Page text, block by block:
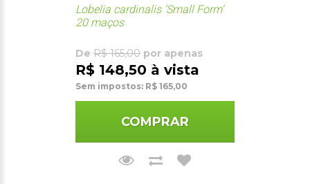
Lobelia cardinalis 'Small Form'
20 maços
De R$ 165,00 por apenas
R$ 148,50 à vista
Sem impostos: R$ 165,00
COMPRAR